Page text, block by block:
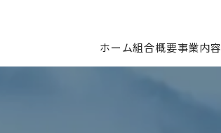
ホーム組合概要事業内容